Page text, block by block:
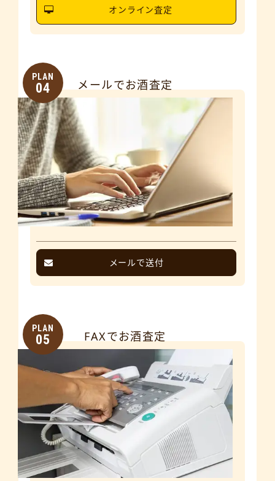
オンライン査定
PLAN
04 メールでお酒査定
メールで送付
PLAN
05 FAXでお酒査定